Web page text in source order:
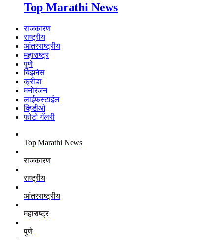
Top Marathi News
राजकारण
राष्ट्रीय
आंतरराष्ट्रीय
महाराष्ट्र
पुणे
बिझनेस
क्रीडा
मनोरंजन
लाईफस्टाईल
व्हिडीओ
फोटो गॅलरी
Top Marathi News
राजकारण
राष्ट्रीय
आंतरराष्ट्रीय
महाराष्ट्र
पुणे